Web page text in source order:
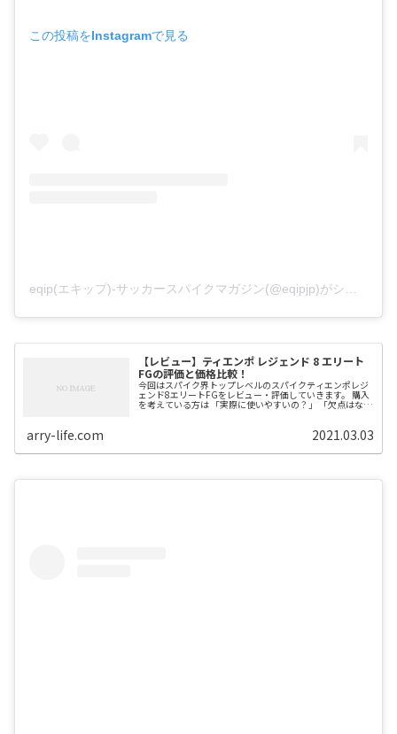
この投稿をInstagramで見る
eqip(エキップ)-サッカースパイクマガジン(@eqipjp)がシェアした投稿
【レビュー】ティエンポ レジェンド 8 エリート
FGの評価と価格比較！
今回はスパイク界トップレベルのスパイクティエンポレジ
ェンド8エリートFGをレビュー・評価していきます。 購入
を考えている方は 「実際に使いやすいの？」 「欠点はない
arry-life.com 2021.03.03